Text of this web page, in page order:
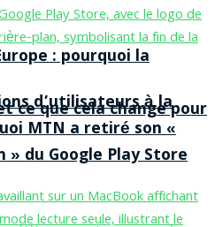
: pourquoi la
ce que cela change pour
d’utilisateurs à la
MTN a retiré son «
du Google Play Store